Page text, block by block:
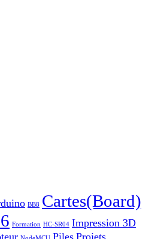
BB8 Cartes(Board)
Formation HC-SR04 Impression 3D